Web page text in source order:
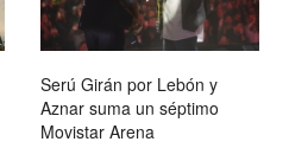
Serú Girán por Lebón y
Aznar suma un séptimo
Movistar Arena